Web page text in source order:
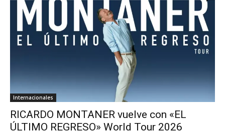
Internacionales
RICARDO MONTANER vuelve con «EL
ÚLTIMO REGRESO» World Tour 2026